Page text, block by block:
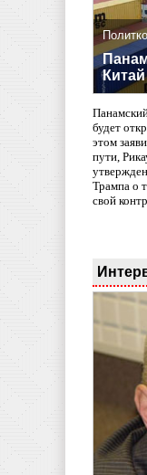
Китай
будет
этом
пути,
Трампа о
свой